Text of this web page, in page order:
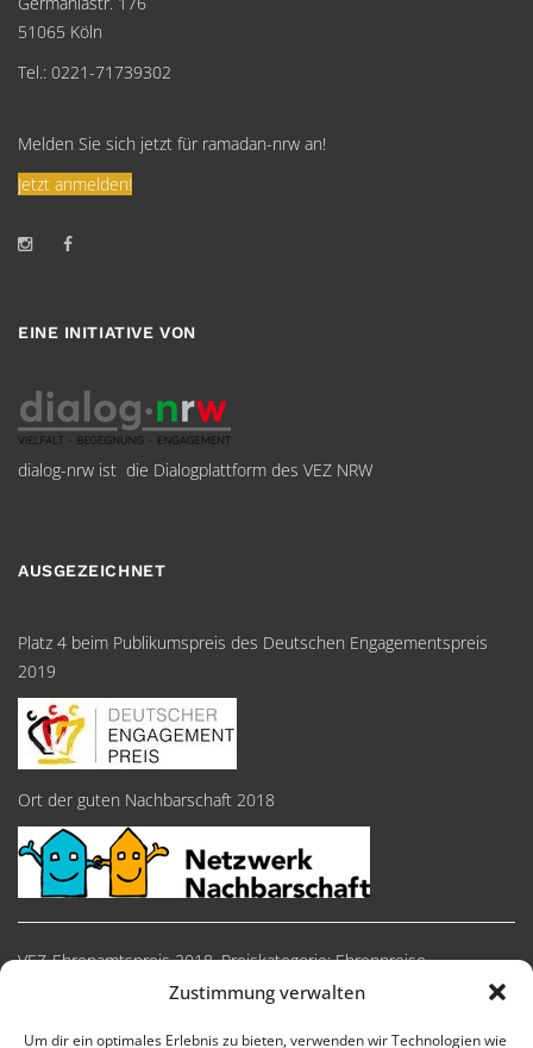
Zustimmung verwalten
Um dir ein optimales Erlebnis zu bieten, verwenden wir Technologien wie
51065 Köln
Tel.: 0221-71739302
Melden Sie sich jetzt für ramadan-nrw an!
Jetzt anmelden!
EINE INITIATIVE VON
dialog-nrw ist die Dialogplattform des VEZ NRW
AUSGEZEICHNET
Platz 4 beim Publikumspreis des Deutschen Engagementspreis
2019
Ort der guten Nachbarschaft 2018
VEZ-Ehrenamtspreis 2018, Preiskategorie: Ehrenpreise